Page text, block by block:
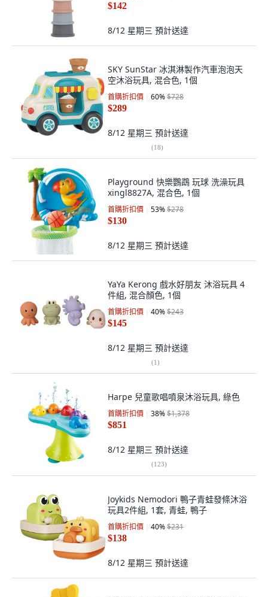
$142
8/12 星期三 預計送達
SKY SunStar 冰淇淋製作汽車泡泡天
空沐浴玩具, 混合色, 1個
首購折扣價 60%$728
$289
8/12 星期三 預計送達
(18)
Playground 快樂鸚鵡 玩球 洗澡玩具
xingl8827A, 混合色, 1個
首購折扣價 53%$278
$130
8/12 星期三 預計送達
YaYa Kerong 戲水好朋友 沐浴玩具 4
件組, 混合顏色, 1個
首購折扣價 40%$243
$145
8/12 星期三 預計送達
(1)
Harpe 兒童歌唱噴泉沐浴玩具, 綠色
首購折扣價 38%$1,378
$851
8/12 星期三 預計送達
(123)
Joykids Nemodori 鴨子青蛙發條沐浴
玩具2件組, 1套, 青蛙, 鴨子
首購折扣價 40%$231
$138
8/12 星期三 預計送達